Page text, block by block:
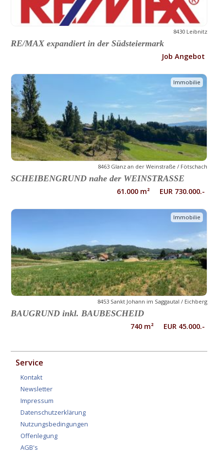
8430 Leibnitz
RE/MAX expandiert in der Südsteiermark
Job Angebot
Immobilie
8463 Glanz an der Weinstraße / Fötschach
SCHEIBENGRUND nahe der WEINSTRASSE
61.000 m² EUR 730.000.-
Immobilie
8453 Sankt Johann im Saggautal / Eichberg
BAUGRUND inkl. BAUBESCHEID
740 m² EUR 45.000.-
Service
Kontakt
Newsletter
Impressum
Datenschutzerklärung
Nutzungsbedingungen
Offenlegung
AGB's